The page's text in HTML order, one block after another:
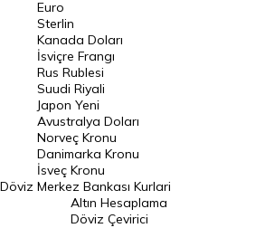
Pound Kuru
Frank Kuru
Riyal Kuru
Avustralya Doları
Danimarka Kronu Kuru
Kanada Doları Kuru
Norveç Kronu Kuru
İsveç Kronu Kuru
Döviz
Euro
Sterlin
Kanada Doları
İsviçre Frangı
Rus Rublesi
Suudi Riyali
Japon Yeni
Avustralya Doları
Norveç Kronu
Danimarka Kronu
İsveç Kronu
Merkez Bankası Kurlari
Altın Hesaplama
Döviz Çevirici